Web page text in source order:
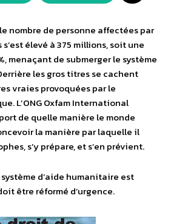
le nombre de personne affectées par
élevé à 375 millions, soit une
menaçant de submerger le système
les gros titres se cachent
vraies provoquées par le
L’ONG Oxfam International
de quelle manière le monde
la manière par laquelle il
s’y prépare, et s’en prévient.
d’aide humanitaire est
être réformé d’urgence.